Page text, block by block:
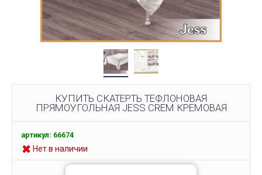
КУПИТЬ СКАТЕРТЬ ТЕФЛОНОВАЯ
ПРЯМОУГОЛЬНАЯ JESS CREM КРЕМОВАЯ
артикул: 66674
Нет в наличии